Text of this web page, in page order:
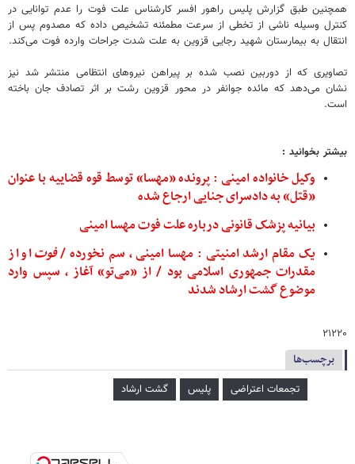
همچنین طبق گزارش پلیس راهور افسر کارشناس علت فوت را عدم توانایی در
کنترل وسیله ناشی از تخطی از سرعت مطمئنه تشخیص داده که مصدوم پس از
انتقال به بیمارستان شهید رجایی قزوین به علت شدت جراحات وارده فوت می‌کند.
تصاویری که از دوربین نصب شده بر پیراهن نیروهای انتظامی منتشر شد نیز
نشان می‌دهد که مائده جوانفر در محور قزوین رشت بر اثر تصادف جان باخته
است.
بیشتر بخوانید :
وکیل خانواده امینی : پرونده «مهسا» توسط قوه قضاییه با عنوان
«قتل» به دادسرای جنایی ارجاع شده
بیانیه پزشک قانونی درباره علت فوت مهسا امینی
یک مقام ارشد امنیتی : مهسا امینی ، سم نخورده /فوتاو از
مقدرات جمهوری اسلامی بود / از «می‌تو» آغاز ، سپس وارد
موضوع گشت ارشاد شدند
۲۱۲۲۰
برچسب‌ها
تجمعات اعتراضی پلیس گشت ارشاد